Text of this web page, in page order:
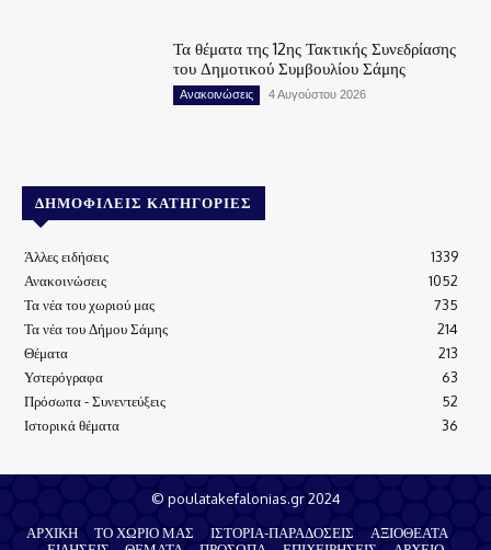
Τα θέματα της 12ης Τακτικής Συνεδρίασης
του Δημοτικού Συμβουλίου Σάμης
Ανακοινώσεις 4 Αυγούστου 2026
ΔΗΜΟΦΙΛΕΊΣ ΚΑΤΗΓΟΡΊΕΣ
Άλλες ειδήσεις
1339
Ανακοινώσεις
1052
Τα νέα του χωριού μας
735
Τα νέα του Δήμου Σάμης
214
Θέματα
213
Υστερόγραφα
63
Πρόσωπα - Συνεντεύξεις
52
Ιστορικά θέματα
36
© poulatakefalonias.gr 2024
ΑΡΧΙΚΗ
ΤΟ ΧΩΡΙΟ ΜΑΣ ΙΣΤΟΡΙΑ-ΠΑΡΑΔΟΣΕΙΣ
ΑΞΙΟΘΕΑΤΑ